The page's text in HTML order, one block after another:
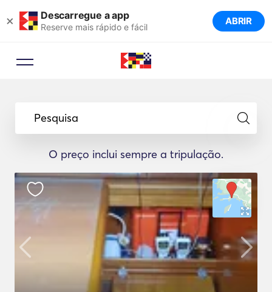
× Descarregue a app
Reserve mais rápido e fácil ABRIR
Pesquisa
O preço inclui sempre a tripulação.